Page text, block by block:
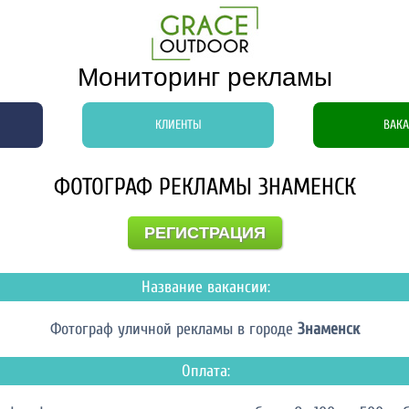
Мониторинг рекламы
КЛИЕНТЫ
ФОТОГРАФ РЕКЛАМЫ ЗНАМЕНСК
РЕГИСТРАЦИЯ
Название вакансии:
Фотограф уличной рекламы в городе Знаменск
Оплата: